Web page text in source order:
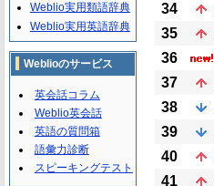
34
35
36
37
38
39
40
41
Weblio実用類語辞典
Weblio実用英語辞典
Weblioのサービス
英会話コラム
Weblio英会話
英語の質問箱
語彙力診断
スピーキングテスト